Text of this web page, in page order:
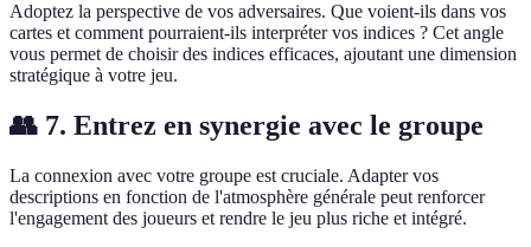
Adoptez la perspective de vos adversaires. Que voient-ils dans vos
cartes et comment pourraient-ils interpréter vos indices ? Cet angle
vous permet de choisir des indices efficaces, ajoutant une dimension
stratégique à votre jeu.
👥 7. Entrez en synergie avec le groupe
La connexion avec votre groupe est cruciale. Adapter vos
descriptions en fonction de l'atmosphère générale peut renforcer
l'engagement des joueurs et rendre le jeu plus riche et intégré.